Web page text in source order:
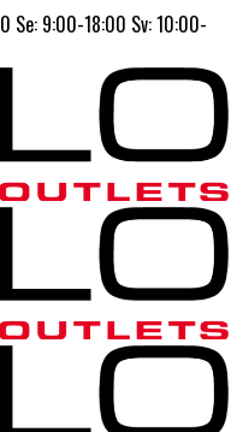
Se: 9:00-18:00 Sv: 10:00-